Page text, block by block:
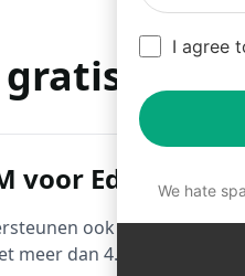
voor Edge
ook Microsoft
meer dan 4.500 prompts.
I agree
We hate